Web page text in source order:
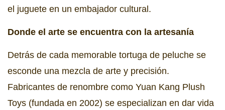
el juguete en un embajador cultural.
Donde el arte se encuentra con la artesanía
Detrás de cada memorable tortuga de peluche se
esconde una mezcla de arte y precisión.
Fabricantes de renombre como Yuan Kang Plush
Toys (fundada en 2002) se especializan en dar vida